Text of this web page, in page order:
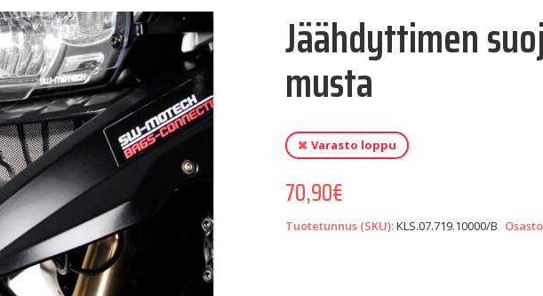
Jäähdyttimen
musta
Varasto loppu
70,90€
Tuotetunnus (SKU):KLS.07.719.10000/B